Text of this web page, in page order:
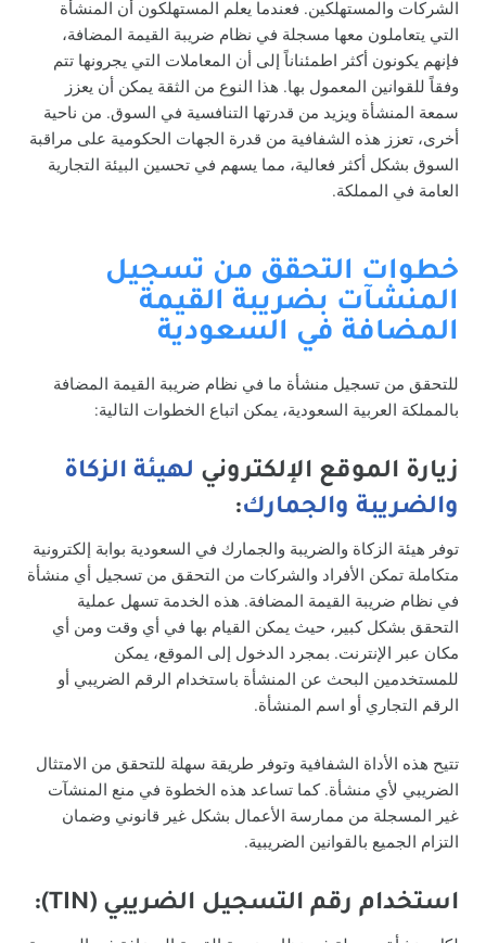
الشركات والمستهلكين. فعندما يعلم المستهلكون أن المنشأة
التي يتعاملون معها مسجلة في نظام ضريبة القيمة المضافة،
فإنهم يكونون أكثر اطمئناناً إلى أن المعاملات التي يجرونها تتم
وفقاً للقوانين المعمول بها. هذا النوع من الثقة يمكن أن يعزز
سمعة المنشأة ويزيد من قدرتها التنافسية في السوق. من ناحية
أخرى، تعزز هذه الشفافية من قدرة الجهات الحكومية على مراقبة
السوق بشكل أكثر فعالية، مما يسهم في تحسين البيئة التجارية
العامة في المملكة.
خطوات التحقق من تسجيل
المنشآت بضريبة القيمة
المضافة في السعودية
للتحقق من تسجيل منشأة ما في نظام ضريبة القيمة المضافة
بالمملكة العربية السعودية، يمكن اتباع الخطوات التالية:
زيارة الموقع الإلكتروني لهيئة الزكاة
والضريبة والجمارك:
توفر هيئة الزكاة والضريبة والجمارك في السعودية بوابة إلكترونية
متكاملة تمكن الأفراد والشركات من التحقق من تسجيل أي منشأة
في نظام ضريبة القيمة المضافة. هذه الخدمة تسهل عملية
التحقق بشكل كبير، حيث يمكن القيام بها في أي وقت ومن أي
مكان عبر الإنترنت. بمجرد الدخول إلى الموقع، يمكن
للمستخدمين البحث عن المنشأة باستخدام الرقم الضريبي أو
الرقم التجاري أو اسم المنشأة.
تتيح هذه الأداة الشفافية وتوفر طريقة سهلة للتحقق من الامتثال
الضريبي لأي منشأة. كما تساعد هذه الخطوة في منع المنشآت
غير المسجلة من ممارسة الأعمال بشكل غير قانوني وضمان
التزام الجميع بالقوانين الضريبية.
استخدام رقم التسجيل الضريبي (TIN):